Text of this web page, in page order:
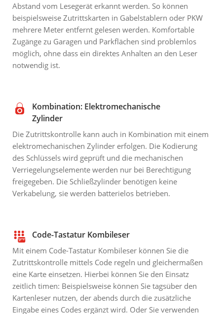
Abstand vom Lesegerät erkannt werden. So können
beispielsweise Zutrittskarten in Gabelstablern oder PKW
mehrere Meter entfernt gelesen werden. Komfortable
Zugänge zu Garagen und Parkflächen sind problemlos
möglich, ohne dass ein direktes Anhalten an den Leser
notwendig ist.
Kombination: Elektromechanische
Zylinder
Die Zutrittskontrolle kann auch in Kombination mit einem
elektromechanischen Zylinder erfolgen. Die Kodierung
des Schlüssels wird geprüft und die mechanischen
Verriegelungselemente werden nur bei Berechtigung
freigegeben. Die Schließzylinder benötigen keine
Verkabelung, sie werden batterielos betrieben.
Code-Tastatur Kombileser
Mit einem Code-Tastatur Kombileser können Sie die
Zutrittskontrolle mittels Code regeln und gleichermaßen
eine Karte einsetzen. Hierbei können Sie den Einsatz
zeitlich timen: Beispielsweise können Sie tagsüber den
Kartenleser nutzen, der abends durch die zusätzliche
Eingabe eines Codes ergänzt wird. Oder Sie verwenden